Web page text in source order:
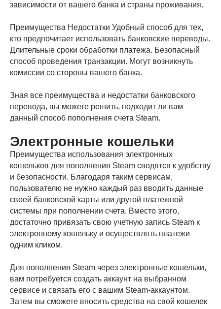
зависимости от вашего банка и страны проживания.
Преимущества Недостатки Удобный способ для тех,
кто предпочитает использовать банковские переводы.
Длительные сроки обработки платежа. Безопасный
способ проведения транзакции. Могут возникнуть
комиссии со стороны вашего банка.
Зная все преимущества и недостатки банковского
перевода, вы можете решить, подходит ли вам
данный способ пополнения счета Steam.
Электронные кошельки
Преимущества использования электронных
кошельков для пополнения Steam сводятся к удобству
и безопасности. Благодаря таким сервисам,
пользователю не нужно каждый раз вводить данные
своей банковской карты или другой платежной
системы при пополнении счета. Вместо этого,
достаточно привязать свою учетную запись Steam к
электронному кошельку и осуществлять платежи
одним кликом.
Для пополнения Steam через электронные кошельки,
вам потребуется создать аккаунт на выбранном
сервисе и связать его с вашим Steam-аккаунтом.
Затем вы сможете вносить средства на свой кошелек